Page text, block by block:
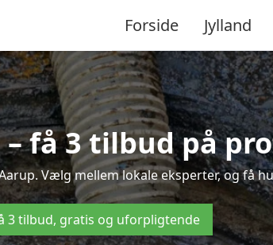
Forside Jylland
få 3 tilbud på
Vælg mellem lokale eksperter, og få
3 tilbud, gratis og uforpligtende